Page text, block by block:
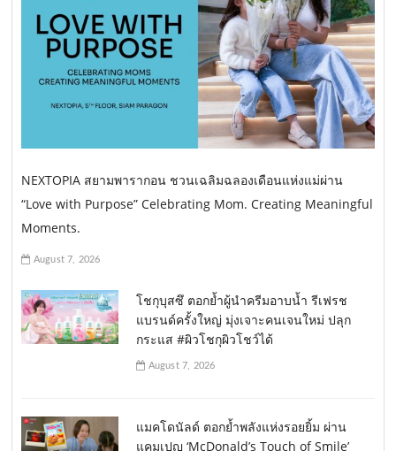
NEXTOPIA สยามพารากอน ชวนเฉลิมฉลองเดือนแห่งแม่ผ่าน
“Love with Purpose” Celebrating Mom. Creating Meaningful
Moments.
August 7, 2026
โชกุบุสซึ ตอกย้ำผู้นำครีมอาบน้ำ รีเฟรช
แบรนด์ครั้งใหญ่ มุ่งเจาะคนเจนใหม่ ปลุก
กระแส #ผิวโชกุผิวโชว์ได้
August 7, 2026
แมคโดนัลด์ ตอกย้ำพลังแห่งรอยยิ้ม ผ่าน
แคมเปญ ‘McDonald’s Touch of Smile’